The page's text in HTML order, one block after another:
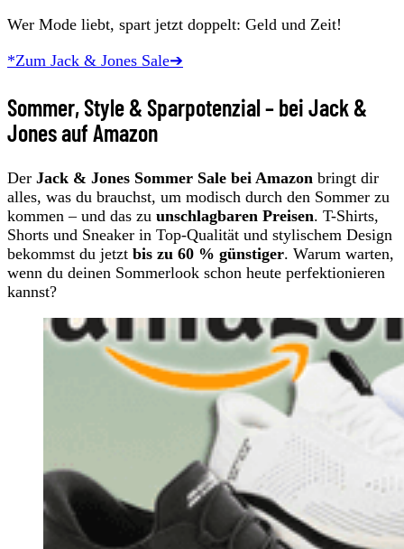
Wer Mode liebt, spart jetzt doppelt: Geld und Zeit!
*Zum Jack & Jones Sale➔
Sommer, Style & Sparpotenzial – bei Jack &
Jones auf Amazon
Der Jack & Jones Sommer Sale bei Amazon bringt dir
alles, was du brauchst, um modisch durch den Sommer zu
kommen – und das zu unschlagbaren Preisen. T-Shirts,
Shorts und Sneaker in Top-Qualität und stylischem Design
bekommst du jetzt bis zu 60 % günstiger. Warum warten,
wenn du deinen Sommerlook schon heute perfektionieren
kannst?